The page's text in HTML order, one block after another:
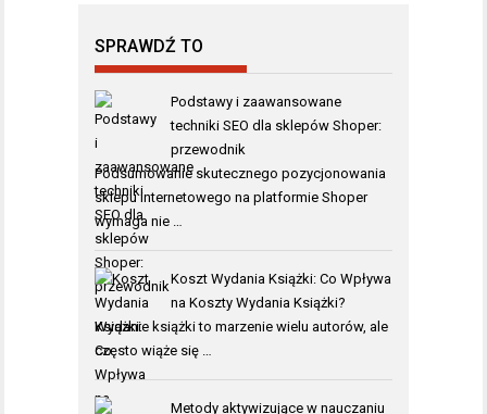
SPRAWDŹ TO
Podstawy i zaawansowane
techniki SEO dla sklepów Shoper:
przewodnik
Podsumowanie skutecznego pozycjonowania
sklepu internetowego na platformie Shoper
wymaga nie …
Koszt Wydania Książki: Co Wpływa
na Koszty Wydania Książki?
Wydanie książki to marzenie wielu autorów, ale
często wiąże się …
Metody aktywizujące w nauczaniu